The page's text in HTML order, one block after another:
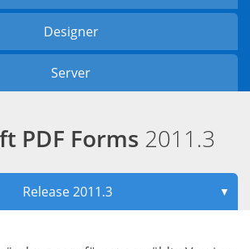
Designer
Server
PDF Forms 2011.3
Release 2011.3 ▼